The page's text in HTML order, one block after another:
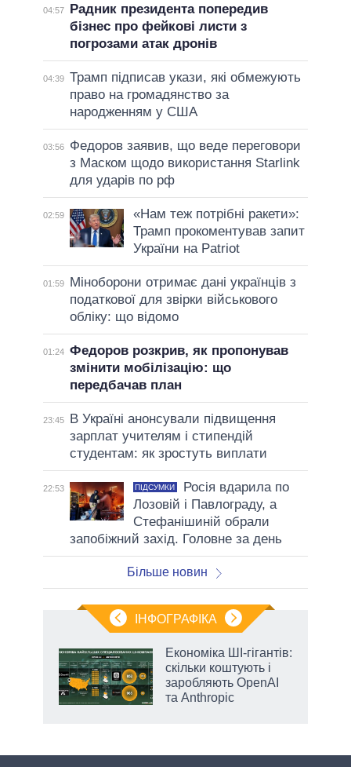
04:57
Радник президента попередив
бізнес про фейкові листи з
погрозами атак дронів
04:39 Трамп підписав укази, які обмежують
право на громадянство за
народженням у США
03:56
Федоров заявив, що веде переговори
з Маском щодо використання Starlink
для ударів по рф
02:59
«Нам теж потрібні ракети»:
Трамп прокоментував запит
України на Patriot
01:59
Міноборони отримає дані українців з
податкової для звірки військового
обліку: що відомо
01:24 Федоров розкрив, як пропонував
змінити мобілізацію: що
передбачав план
23:45
В Україні анонсували підвищення
зарплат учителям і стипендій
студентам: як зростуть виплати
22:53 ПІДСУМКИ
Росія вдарила по
Лозовій і Павлограду, а
Стефанішиній обрали
запобіжний захід. Головне за день
Більше новин
ІНФОГРАФІКА
Економіка ШІ-гігантів:
скільки коштують і
заробляють OpenAI
та Anthropic